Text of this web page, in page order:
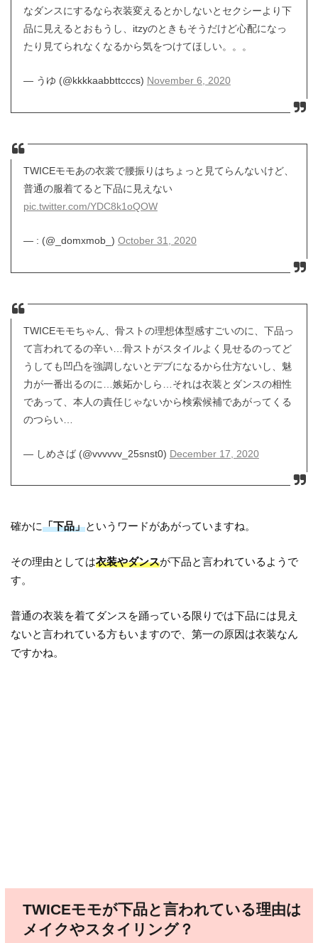
なダンスにするなら衣装変えるとかしないとセクシーより下
品に見えるとおもうし、itzyのときもそうだけど心配になっ
たり見てられなくなるから気をつけてほしい。。。
— うゆ (@kkkkaabbttcccs) November 6, 2020
TWICEモモあの衣裳で腰振りはちょっと見てらんないけど、
普通の服着てると下品に見えない
pic.twitter.com/YDC8k1oQOW
— : (@_domxmob_) October 31, 2020
TWICEモモちゃん、骨ストの理想体型感すごいのに、下品っ
て言われてるの辛い…骨ストがスタイルよく見せるのってど
うしても凹凸を強調しないとデブになるから仕方ないし、魅
力が一番出るのに…嫉妬かしら…それは衣装とダンスの相性
であって、本人の責任じゃないから検索候補であがってくる
のつらい…
— しめさば (@vvvvvv_25snst0) December 17, 2020
確かに「下品」というワードがあがっていますね。
その理由としては衣装やダンスが下品と言われているようで
す。
普通の衣装を着てダンスを踊っている限りでは下品には見え
ないと言われている方もいますので、第一の原因は衣装なん
ですかね。
TWICEモモが下品と言われている理由は
メイクやスタイリング？